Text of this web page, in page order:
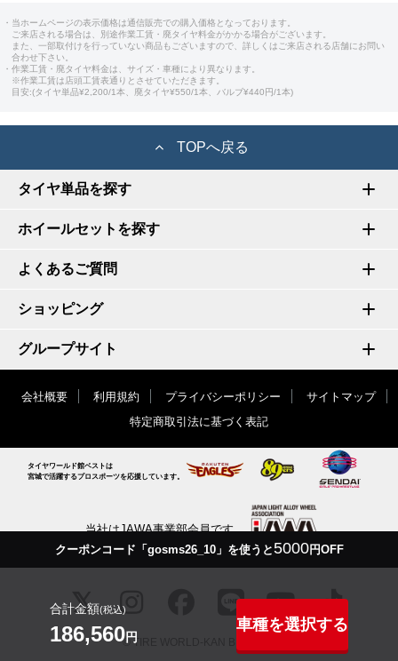
クーポンコード「gosms26_10」を使うと5000円OFF
合計金額(税込)
186,560円
車種を選択する
・当ホームページの表示価格は通信販売での購入価格となっております。
ご来店される場合は、別途作業工賃・廃タイヤ料金がかかる場合がございます。
また、一部取付けを行っていない商品もございますので、詳しくはご来店される店舗にお問い
合わせ下さい。
・作業工賃・廃タイヤ料金は、サイズ・車種により異なります。
※作業工賃は店頭工賃表通りとさせていただきます。
目安:(タイヤ単品¥2,200/1本、廃タイヤ¥550/1本、バルブ¥440円/1本)
TOPへ戻る
タイヤ単品を探す
ホイールセットを探す
よくあるご質問
ショッピング
グループサイト
会社概要 利用規約 プライバシーポリシー
サイトマップ
特定商取引法に基づく表記
タイヤワールド館ベストは
宮城で活躍するプロスポーツを応援しています。
当社はJAWA事業部会員です
© TIRE WORLD-KAN BEST inc.